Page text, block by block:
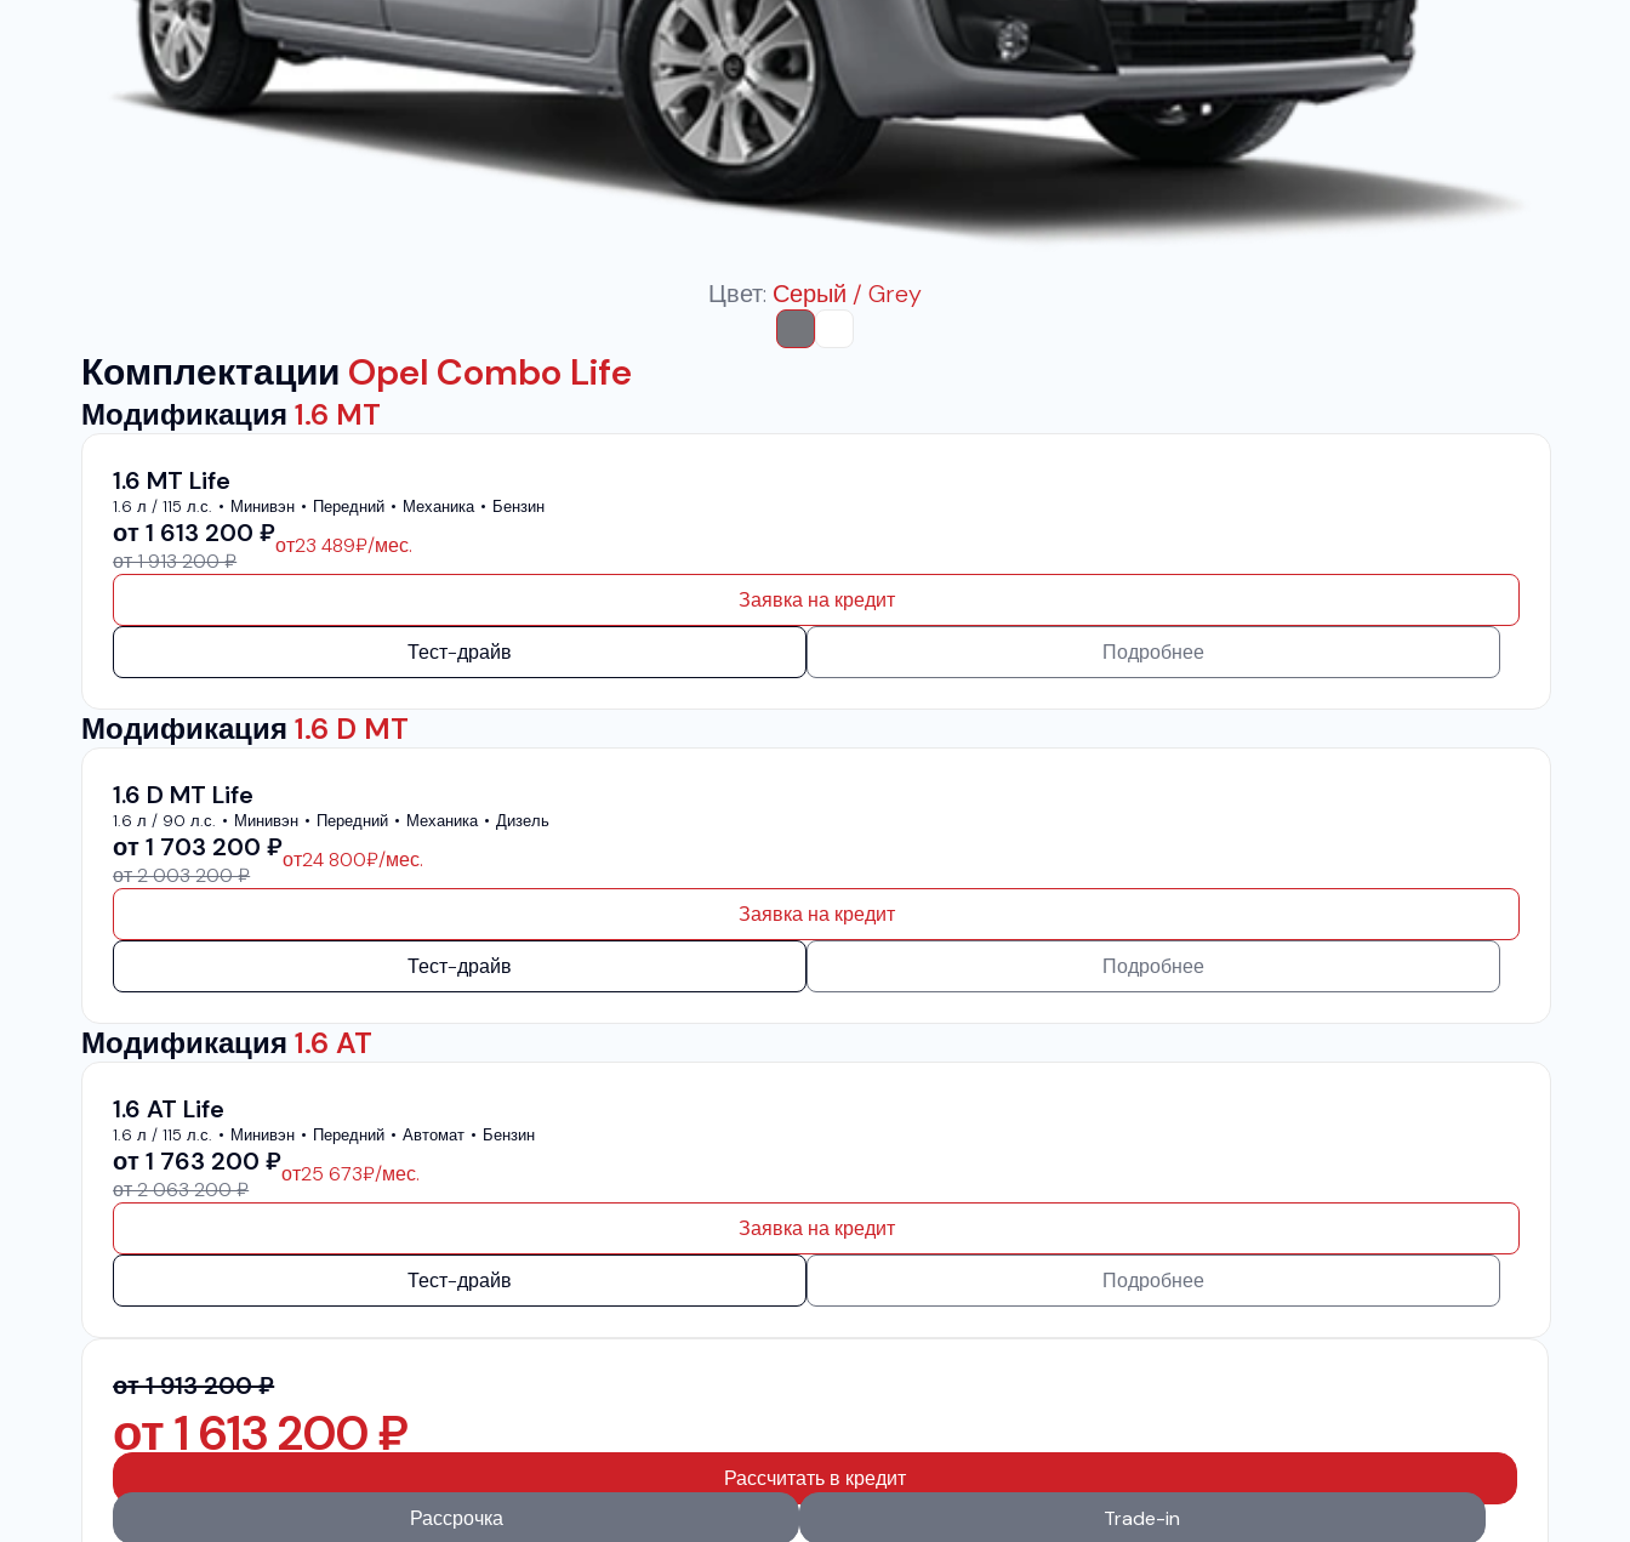
Цвет: Серый / Grey
Комплектации Opel Combo Life
Модификация1.6 MT
1.6 MT Life
1.6 л / 115 л.с. Минивэн Передний Механика Бензин
от1 613 200 ₽
от 1 913 200 ₽
от23 489₽/мес.
Заявка на кредит
Тест-драйв Подробнее
Модификация1.6 D MT
1.6 D MT Life
1.6 л / 90 л.с. Минивэн Передний Механика Дизель
от1 703 200 ₽
от 2 003 200 ₽
от24 800₽/мес.
Заявка на кредит
Тест-драйв Подробнее
Модификация1.6 AT
1.6 AT Life
1.6 л / 115 л.с. Минивэн Передний Автомат Бензин
от1 763 200 ₽
от 2 063 200 ₽
от25 673₽/мес.
Заявка на кредит
Тест-драйв Подробнее
от 1 913 200 ₽
от1 613 200₽
Рассчитать в кредит
Рассрочка
Trade-in